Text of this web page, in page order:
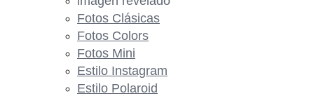
Fotos Clásicas
Fotos Colors
Fotos Mini
Estilo Instagram
Estilo Polaroid